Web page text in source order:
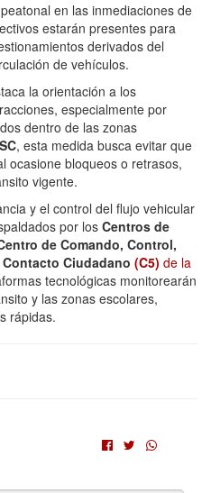
en las inmediaciones de
estarán presentes para
derivados del
de vehículos.
la orientación a los
especialmente por
dentro de las zonas
, esta medida busca evitar que
ocasione bloqueos o retrasos,
vigente.
y el control del flujo vehicular
por los Centros de
de Comando, Control,
Ciudadano (C5) de la
tecnológicas monitorearán
y las zonas escolares,
rápidas.